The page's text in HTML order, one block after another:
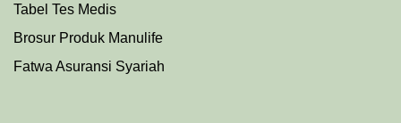
Tabel Tes Medis
Brosur Produk Manulife
Fatwa Asuransi Syariah